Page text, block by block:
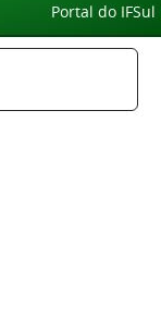
Portal do IFSul